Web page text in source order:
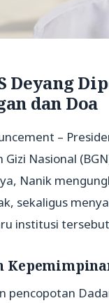
Deyang
dan Doa
–
Gizi Nasional
Nanik
sekaligus
institusi
pencopotan